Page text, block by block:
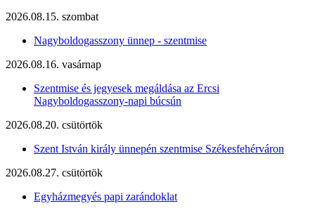
2026.08.15. szombat
Nagyboldogasszony ünnep - szentmise
2026.08.16. vasárnap
Szentmise és jegyesek megáldása az Ercsi
Nagyboldogasszony-napi búcsún
2026.08.20. csütörtök
Szent István király ünnepén szentmise Székesfehérváron
2026.08.27. csütörtök
Egyházmegyés papi zarándoklat